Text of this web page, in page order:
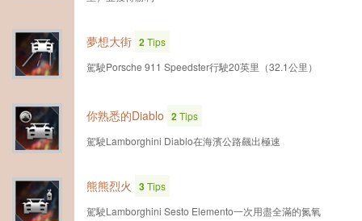
夢想大街 2Tips
駕駛Porsche 911 Speedster行駛20英里（32.1公里）
你熟悉的Diablo 2Tips
駕駛Lamborghini Diablo在海濱公路飆出極速
熊熊烈火 3Tips
駕駛Lamborghini Sesto Elemento一次用盡全滿的氮氧